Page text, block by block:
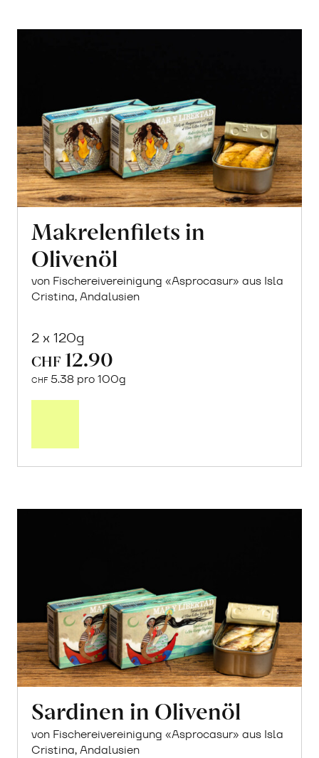
Makrelenfilets in
Olivenöl
von Fischereivereinigung «Asprocasur» aus Isla
Cristina, Andalusien
2 x 120g
CHF 12.90
CHF 5.38 pro 100g
Sardinen in Olivenöl
von Fischereivereinigung «Asprocasur» aus Isla
Cristina, Andalusien